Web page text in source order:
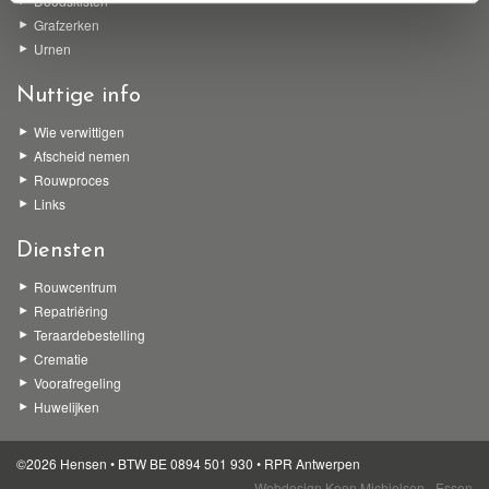
Grafzerken
Urnen
Nuttige info
Wie verwittigen
Afscheid nemen
Rouwproces
Links
Diensten
Rouwcentrum
Repatriëring
Teraardebestelling
Crematie
Voorafregeling
Huwelijken
©2026 Hensen • BTW BE 0894 501 930 • RPR Antwerpen